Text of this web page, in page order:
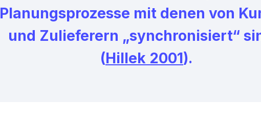
Planungsprozesse mit denen von
und Zulieferern „synchronisiert“
(Hillek 2001).